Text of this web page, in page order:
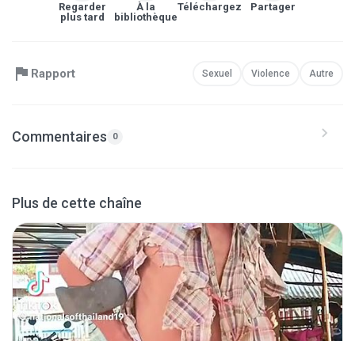
Regarder
plus tard
À la
bibliothèque
Téléchargez Partager
Rapport Sexuel Violence Autre
Commentaires 0
Plus de cette chaîne